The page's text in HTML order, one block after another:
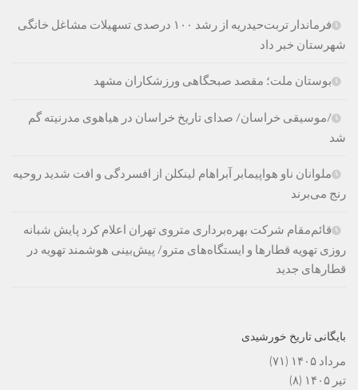
فرماندار تربت‌حیدریه از رشد ۱۰۰ درصدی تسهیلات مشاغل خانگی
شهرستان خبر داد
بوستان ملت؛ مقصد صبحگاهی ورزشکاران مشهد
/موسیقی خراسان/ صدای تاریخ خراسان در هیاهوی مدرنیته گم
شد
ملوانان ناو هواپیمابر آبراهام لینکلن از افسردگی و افت شدید روحیه
رنج می‌برند
قائم‌مقام شرکت بهره‌برداری متروی تهران اعلام کرد پایش شبانه
روزی تهویه قطارها و ایستگاه‌های مترو/ پیش‌بینی هوشمند تهویه در
قطارهای جدید
بایگانی تاریخ خورشیدی
مرداد ۱۴۰۵
(۷۱)
تیر ۱۴۰۵
(۸)